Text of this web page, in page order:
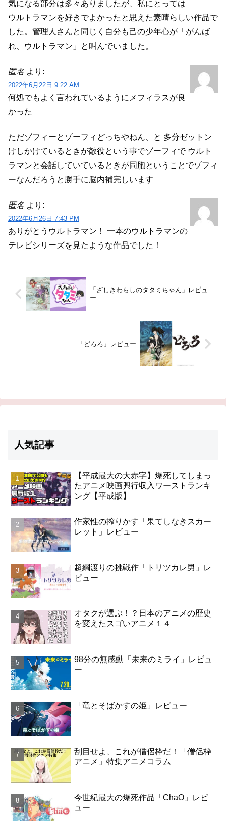
気になる部分は多々ありましたが、私にとっては
ウルトラマンを好きでよかったと思えた素晴らしい作品で
した。管理人さんと同じく自分も己の少年心が「がんば
れ、ウルトラマン」と叫んでいました。
匿名 より:
2022年6月22日 9:22 AM
何処でもよく言われているようにメフィラスが良
かった
ただゾフィーとゾーフィどっちやねん、と 多分ゼットン
けしかけているときが敵役という事でゾーフィでウルト
ラマンと会話していているときが同胞ということでゾフィ
ーなんだろうと勝手に脳内補完しいます
匿名 より:
2022年6月26日 7:43 PM
ありがとうウルトラマン！
一本のウルトラマンの
テレビシリーズを見たような作品でした！
「ざしきわらしのタタミちゃん」レビュ
ー
「どろろ」レビュー
人気記事
【平成最大の大赤字】爆死してしまっ
たアニメ映画興行収入ワーストランキ
ング【平成版】
作家性の搾りかす「果てしなきスカー
レット」レビュー
超綱渡りの挑戦作「トリツカレ男」レ
ビュー
オタクが選ぶ！？日本のアニメの歴史
を変えたスゴいアニメ１４
98分の無感動「未来のミライ」レビュ
ー
「竜とそばかすの姫」レビュー
刮目せよ、これが僧侶枠だ！「僧侶枠
アニメ」特集アニメコラム
今世紀最大の爆死作品「ChaO」レビ
ュー